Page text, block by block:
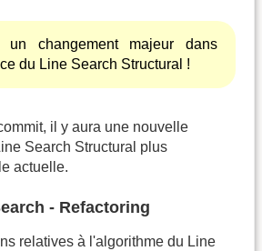
changement majeur dans
du Line Search Structural !
il y aura une nouvelle
Search Structural plus
actuelle.
- Refactoring
relatives à l'algorithme du Line